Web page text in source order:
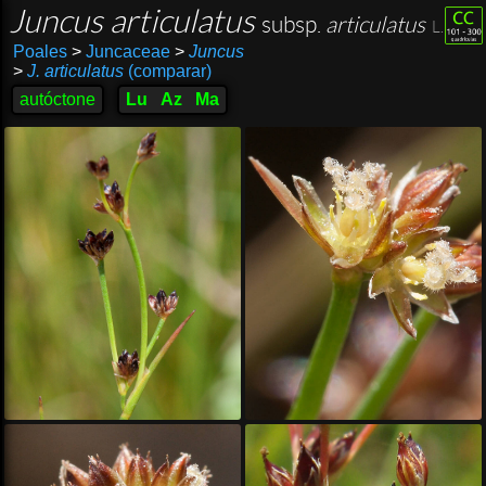
Juncus articulatus subsp. articulatus
Poales >Juncaceae > Juncus
> J. articulatus(comparar)
autóctone
Lu Az Ma